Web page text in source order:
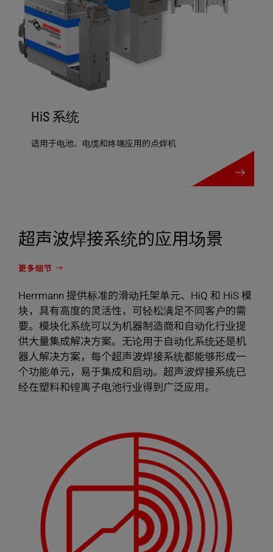
HiS 系统
适用于电池、电缆和终端应用的点焊机
超声波焊接系统的应用场景
更多细节
Herrmann 提供标准的滑动托架单元、HiQ 和 HiS 模
块，具有高度的灵活性，可轻松满足不同客户的需
要。模块化系统可以为机器制造商和自动化行业提
供大量集成解决方案。无论用于自动化系统还是机
器人解决方案，每个超声波焊接系统都能够形成一
个功能单元，易于集成和启动。超声波焊接系统已
经在塑料和锂离子电池行业得到广泛应用。